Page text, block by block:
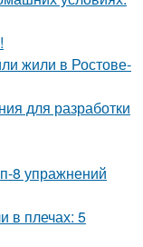
жили в Ростове-
для разработки
8 упражнений
в плечах: 5